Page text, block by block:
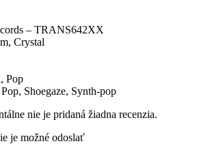
– TRANS642XX
Crystal
Pop
Shoegaze, Synth-pop
nie je pridaná žiadna recenzia.
je možné odoslať